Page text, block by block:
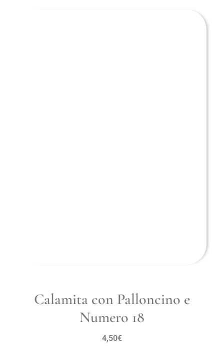
Calamita con Palloncino e
Numero 18
4,50€